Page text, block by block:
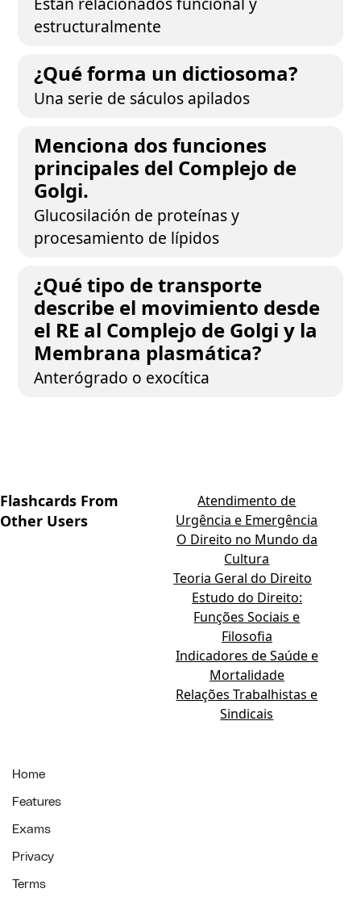
estructuralmente
¿Qué forma un dictiosoma?
Una serie de sáculos apilados
Menciona dos funciones
principales del Complejo de
Golgi.
Glucosilación de proteínas y
procesamiento de lípidos
¿Qué tipo de transporte
describe el movimiento desde
el RE al Complejo de Golgi y la
Membrana plasmática?
Anterógrado o exocítica
Flashcards From
Other Users
Atendimento de
Urgência e Emergência
O Direito no Mundo da
Cultura
Teoria Geral do Direito
Estudo do Direito:
Funções Sociais e
Filosofia
Indicadores de Saúde e
Mortalidade
Relações Trabalhistas e
Sindicais
Home
Features
Exams
Privacy
Terms